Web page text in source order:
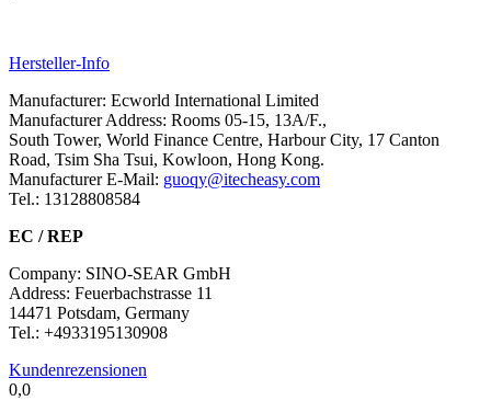
Hersteller-Info
Manufacturer: Ecworld International Limited
Manufacturer Address: Rooms 05-15, 13A/F.,
South Tower, World Finance Centre, Harbour City, 17 Canton
Road, Tsim Sha Tsui, Kowloon, Hong Kong.
Manufacturer E-Mail: guoqy@itecheasy.com
Tel.: 13128808584
EC / REP
Company: SINO-SEAR GmbH
Address: Feuerbachstrasse 11
14471 Potsdam, Germany
Tel.: +4933195130908
Kundenrezensionen
0,0